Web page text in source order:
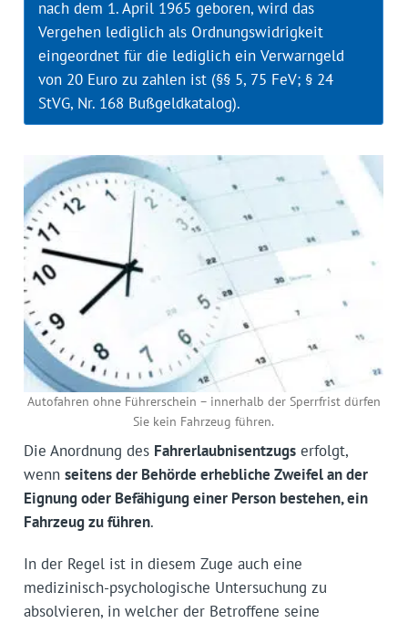
nach dem 1. April 1965 geboren, wird das
Vergehen lediglich als Ordnungswidrigkeit
eingeordnet für die lediglich ein Verwarngeld
von 20 Euro zu zahlen ist (§§ 5, 75 FeV; § 24
StVG, Nr. 168 Bußgeldkatalog).
Autofahren ohne Führerschein – innerhalb der Sperrfrist dürfen
Sie kein Fahrzeug führen.
Die Anordnung des Fahrerlaubnisentzugserfolgt,
wenn seitens der Behörde erhebliche Zweifel an der
Eignung oder Befähigung einer Person bestehen, ein
Fahrzeug zu führen.
In der Regel ist in diesem Zuge auch eine
medizinisch-psychologische Untersuchung zu
absolvieren, in welcher der Betroffene seine